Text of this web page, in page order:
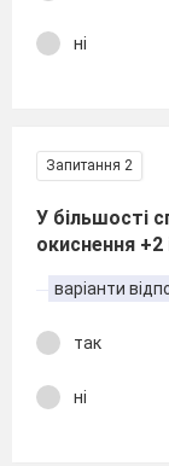
ні
Запитання 2
У більшості
окиснення +2
варіанти
так
ні